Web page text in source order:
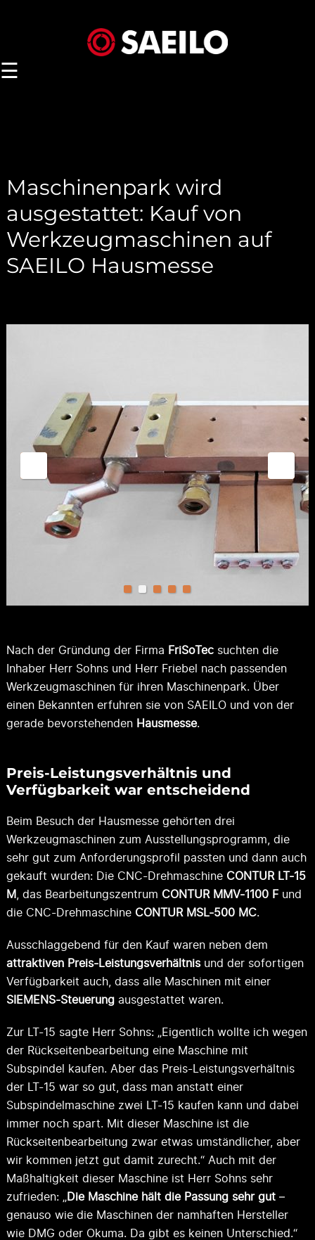
☰
Maschinenpark wird
ausgestattet: Kauf von
Werkzeugmaschinen auf
SAEILO Hausmesse
Nach der Gründung der Firma FriSoTecsuchten die
Inhaber Herr Sohns und Herr Friebel nach passenden
Werkzeugmaschinen für ihren Maschinenpark. Über
einen Bekannten erfuhren sie von SAEILO und von der
gerade bevorstehenden Hausmesse.
Preis-Leistungsverhältnis und
Verfügbarkeit war entscheidend
Beim Besuch der Hausmesse gehörten drei
Werkzeugmaschinen zum Ausstellungsprogramm, die
sehr gut zum Anforderungsprofil passten und dann auch
gekauft wurden: Die CNC-Drehmaschine CONTUR LT-15
M
, das Bearbeitungszentrum CONTUR MMV-1100 Fund
die CNC-Drehmaschine CONTUR MSL-500 MC.
Ausschlaggebend für den Kauf waren neben dem
attraktiven Preis-Leistungsverhältnisund der sofortigen
Verfügbarkeit auch, dass alle Maschinen mit einer
SIEMENS-Steuerungausgestattet waren.
Zur LT-15 sagte Herr Sohns: „Eigentlich wollte ich wegen
der Rückseitenbearbeitung eine Maschine mit
Subspindel kaufen. Aber das Preis-Leistungsverhältnis
der LT-15 war so gut, dass man anstatt einer
Subspindelmaschine zwei LT-15 kaufen kann und dabei
immer noch spart. Mit dieser Maschine ist die
Rückseitenbearbeitung zwar etwas umständlicher, aber
wir kommen jetzt gut damit zurecht.“ Auch mit der
Maßhaltigkeit dieser Maschine ist Herr Sohns sehr
zufrieden: „Die Maschine hält die Passung sehr gut–
genauso wie die Maschinen der namhaften Hersteller
wie DMG oder Okuma. Da gibt es keinen Unterschied.“